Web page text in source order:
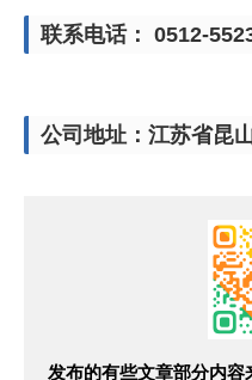
联系电话： 0512-
公司地址：江苏省昆
发布的有些文章部分内